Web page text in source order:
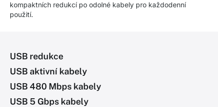
kompaktních redukcí po odolné kabely pro každodenní
použití.
USB redukce
USB aktivní kabely
USB 480 Mbps kabely
USB 5 Gbps kabely